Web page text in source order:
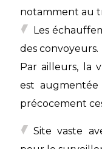
notamment au
Les
des convoyeurs.
Par ailleurs, la
est
précocement
Site vaste